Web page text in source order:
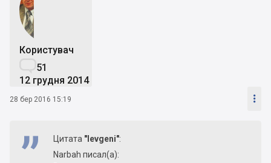
Користувач
51
12 грудня 2014
28 бер 2016 15:19 
Цитата "Ievgeni":
Narbah писал(а):